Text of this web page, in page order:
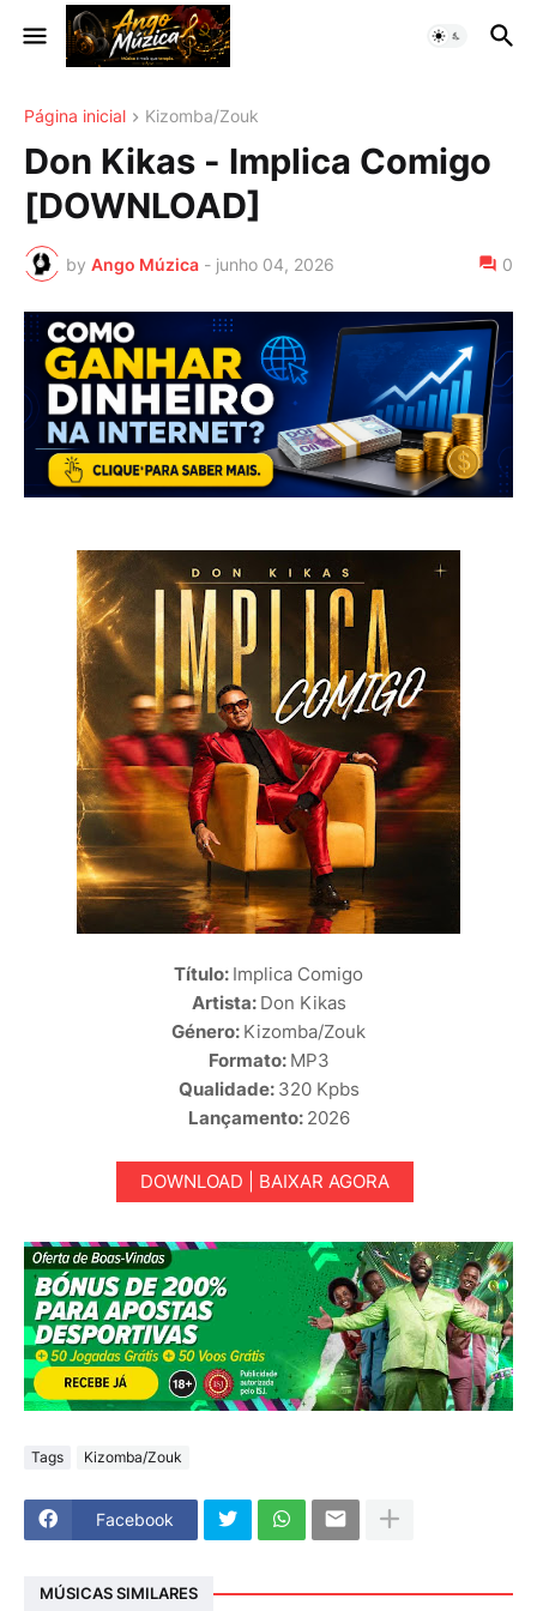
Página inicial Kizomba/Zouk
Don Kikas - Implica Comigo
[DOWNLOAD]
by Ango Múzica - junho 04, 2026 0
Título: Implica Comigo
Artista: Don Kikas
Género: Kizomba/Zouk
Formato: MP3
Qualidade: 320 Kpbs
Lançamento: 2026
DOWNLOAD | BAIXAR AGORA
Tags Kizomba/Zouk
Facebook
MÚSICAS SIMILARES